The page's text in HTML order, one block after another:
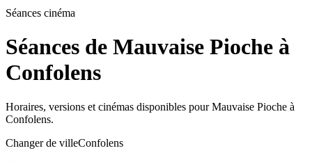
Séances cinéma
Séances de Mauvaise Pioche à
Confolens
Horaires, versions et cinémas disponibles pour Mauvaise Pioche à
Confolens.
Changer de villeConfolens